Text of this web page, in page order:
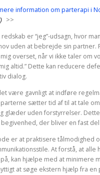
information om parterapi i
>>
er “jeg”-udsagn, hvor
uden at bebrejde sin partner.
mig overset, når vi ikke taler om
altid.” Dette kan reducere
dialog.
være gavnligt at indføre
sætter tid af til at tale
glæder uden forstyrrelser.
der bliver en fast
er at praktisere tålmodighed
At forstå, at
kan hjælpe med at minimere
at søge ekstern hjælp fra en